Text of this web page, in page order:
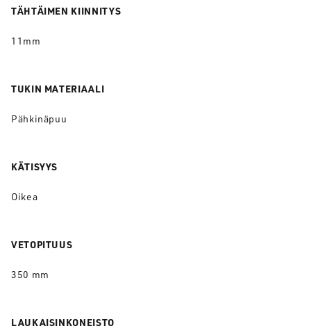
TÄHTÄIMEN KIINNITYS
11mm
TUKIN MATERIAALI
Pähkinäpuu
KÄTISYYS
Oikea
VETOPITUUS
350 mm
LAUKAISINKONEISTO